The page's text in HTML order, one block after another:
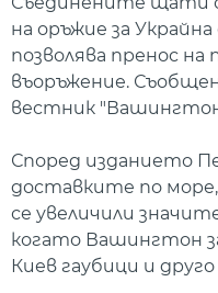
на оръжие за
позволява пренос на
въоръжение.
вестник
Според изданието
доставките по
се увеличили
когато Вашингтон
Киев гаубици и